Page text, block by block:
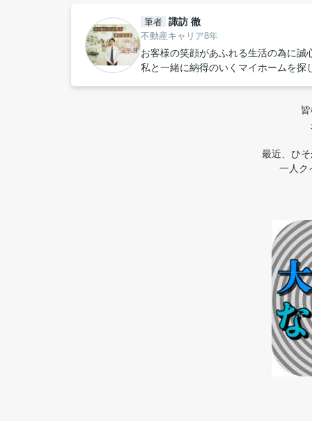
筆者 諏訪 徹
不動産キャリア8年
お客様の笑顔があふれる生活の為に誠
私と一緒に納得のいくマイホームを探
最近、ひ
一人ク